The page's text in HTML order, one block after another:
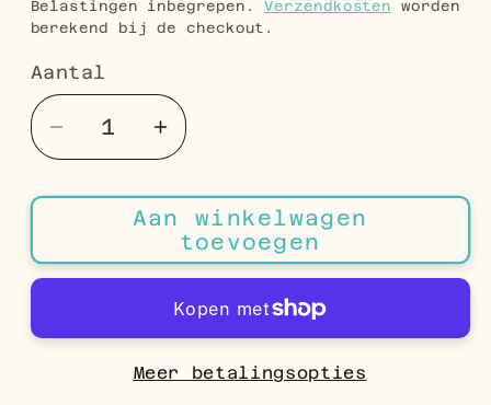
Belastingen inbegrepen.Verzendkosten worden
berekend bij de checkout.
Aantal
Aantal
Aantal
verlagen
voor
Zilverkleurige
Stalen
Oorhangers
Ronde
Aantal
verhogen
voor
Zilverkleurige
Stalen
Oorhangers
met
Ronde
Witte
Aan winkelwagen
toevoegen
Meer betalingsopties